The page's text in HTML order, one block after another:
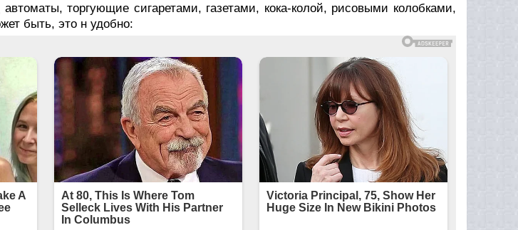
торгующие сигаретами, газетами, кока-колой, рисовыми колобками,
быть, это н удобно: